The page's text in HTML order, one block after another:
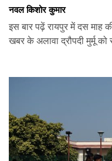
नवल किशोर कुमार
इस बार पढ़ें रायपुर में दस माह
खबर के अलावा द्रौपदी मुर्मू